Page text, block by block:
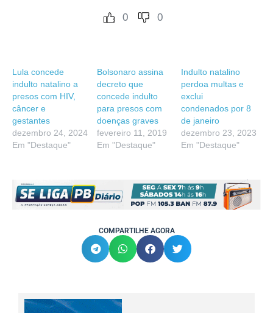
0 0
Lula concede
indulto natalino a
presos com HIV,
câncer e
gestantes
dezembro 24, 2024
Em "Destaque"
Bolsonaro assina
decreto que
concede indulto
para presos com
doenças graves
fevereiro 11, 2019
Em "Destaque"
Indulto natalino
perdoa multas e
exclui
condenados por 8
de janeiro
dezembro 23, 2023
Em "Destaque"
COMPARTILHE AGORA